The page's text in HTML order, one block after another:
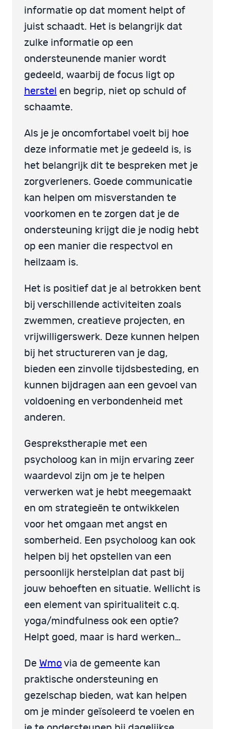
informatie op dat moment helpt of
juist schaadt. Het is belangrijk dat
zulke informatie op een
ondersteunende manier wordt
gedeeld, waarbij de focus ligt op
herstel en begrip, niet op schuld of
schaamte.
Als je je oncomfortabel voelt bij hoe
deze informatie met je gedeeld is, is
het belangrijk dit te bespreken met je
zorgverleners. Goede communicatie
kan helpen om misverstanden te
voorkomen en te zorgen dat je de
ondersteuning krijgt die je nodig hebt
op een manier die respectvol en
heilzaam is.
Het is positief dat je al betrokken bent
bij verschillende activiteiten zoals
zwemmen, creatieve projecten, en
vrijwilligerswerk. Deze kunnen helpen
bij het structureren van je dag,
bieden een zinvolle tijdsbesteding, en
kunnen bijdragen aan een gevoel van
voldoening en verbondenheid met
anderen.
Gesprekstherapie met een
psycholoog kan in mijn ervaring zeer
waardevol zijn om je te helpen
verwerken wat je hebt meegemaakt
en om strategieën te ontwikkelen
voor het omgaan met angst en
somberheid. Een psycholoog kan ook
helpen bij het opstellen van een
persoonlijk herstelplan dat past bij
jouw behoeften en situatie. Wellicht is
een element van spiritualiteit c.q.
yoga/mindfulness ook een optie?
Helpt goed, maar is hard werken…
De Wmo via de gemeente kan
praktische ondersteuning en
gezelschap bieden, wat kan helpen
om je minder geïsoleerd te voelen en